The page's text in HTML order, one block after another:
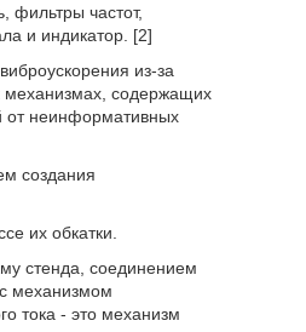
фильтры частот,
и индикатор. [2]
из-за
механизмах, содержащих
от неинформативных
создания
их обкатки.
стенда, соединением
механизмом
тока - это механизм